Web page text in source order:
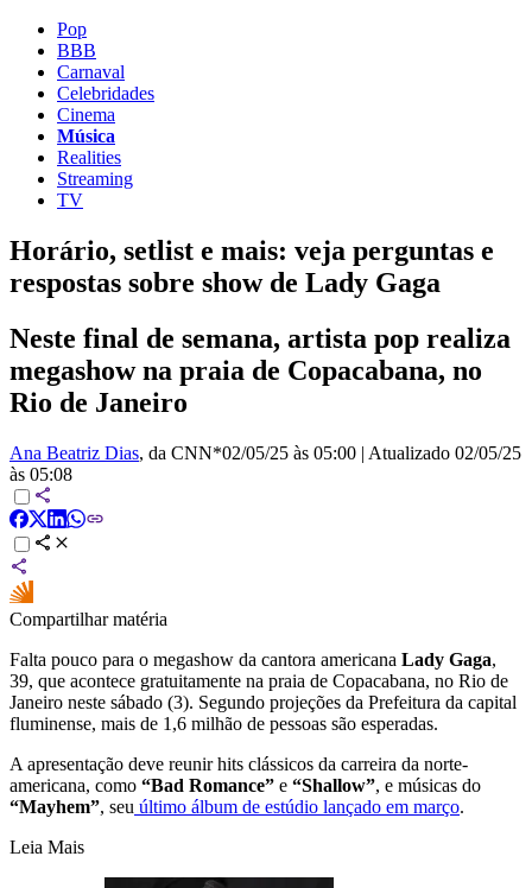
Pop
BBB
Carnaval
Celebridades
Cinema
Música
Realities
Streaming
TV
Horário, setlist e mais: veja perguntas e
respostas sobre show de Lady Gaga
Neste final de semana, artista pop realiza
megashow na praia de Copacabana, no
Rio de Janeiro
Ana Beatriz Dias, da CNN*02/05/25 às 05:00 | Atualizado 02/05/25
às 05:08
Compartilhar matéria
Falta pouco para o megashow da cantora americana Lady Gaga,
39, que acontece gratuitamente na praia de Copacabana, no Rio de
Janeiro neste sábado (3). Segundo projeções da Prefeitura da capital
fluminense, mais de 1,6 milhão de pessoas são esperadas.
A apresentação deve reunir hits clássicos da carreira da norte-
americana, como “Bad Romance” e “Shallow”, e músicas do
“Mayhem”, seu último álbum de estúdio lançado em março.
Leia Mais